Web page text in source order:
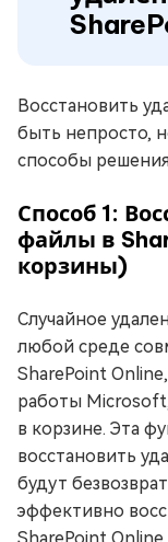
Восстановить
быть непросто,
способы
Способ 1:
файлы в
корзины)
Случайное
любой среде
SharePoint
работы
в корзине. Эта
восстановить
будут
эффективно